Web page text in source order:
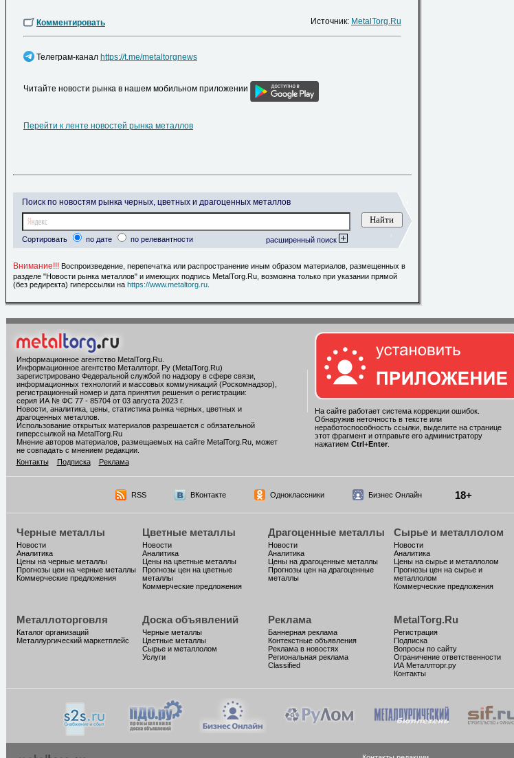
Комментировать Источник: MetalTorg.Ru
Телеграм-канал https://t.me/metaltorgnews
Читайте новости рынка в нашем мобильном приложении
Перейти к ленте новостей рынка металлов
Поиск по новостям рынка черных, цветных и драгоценных металлов
Сортировать по дате по релевантности расширенный поиск
Внимание!!! Воспроизведение, перепечатка или распространение иным образом материалов, размещенных в
разделе "Новости рынка металлов" и имеющих подпись MetalTorg.Ru, возможна только при указании прямой
(без редиректа) гиперссылки на https://www.metaltorg.ru
Информационное агентство MetalTorg.Ru.
Информационное агентство Металлторг. Ру (MetalTorg.Ru)
зарегистрировано Федеральной службой по надзору в сфере связи,
информационных технологий и массовых коммуникаций (Роскомнадзор),
регистрационный номер и дата принятия решения о регистрации:
серия ИА № ФС 77 - 85704 от 03 августа 2023 г.
Новости, аналитика, цены, статистика рынка черных, цветных и
драгоценных металлов.
Использование открытых материалов разрешается с обязательной
гиперссылкой на MetalTorg.Ru
Мнение авторов материалов, размещаемых на сайте MetalTorg.Ru, может
не совпадать с мнением редакции.
Контакты
Подписка Реклама
На сайте работает система коррекции ошибок.
Обнаружив неточность в тексте или
неработоспособность ссылки, выделите на странице
этот фрагмент и отправьте его администратору
нажатием Ctrl+Enter.
RSS ВКонтакте Одноклассники Бизнес Онлайн 18+
Черные металлы
Новости
Аналитика
Цены на черные металлы
Прогнозы цен на черные металлы
Коммерческие предложения
Цветные металлы
Новости
Аналитика
Цены на цветные металлы
Прогнозы цен на цветные
металлы
Коммерческие предложения
Драгоценные металлы
Новости
Аналитика
Цены на драгоценные металлы
Прогнозы цен на драгоценные
металлы
Сырье и металлолом
Новости
Аналитика
Цены на сырье и металлолом
Прогнозы цен на сырье и
металлолом
Коммерческие предложения
Металлоторговля
Каталог организаций
Металлургический маркетплейс
Доска объявлений
Черные металлы
Цветные металлы
Сырье и металлолом
Услуги
Реклама
Баннерная реклама
Контекстные объявления
Реклама в новостях
Региональная реклама
Classified
MetalTorg.Ru
Регистрация
Подписка
Вопросы по сайту
Ограничение ответственности
ИА Металлторг.ру
Контакты